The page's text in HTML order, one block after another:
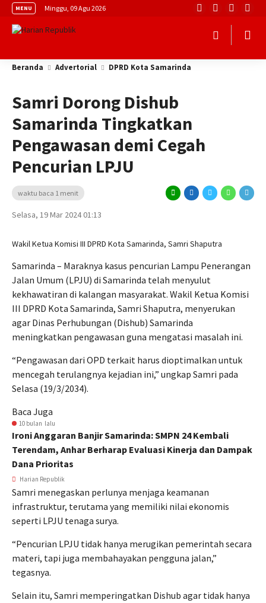
MENU Minggu, 09 Agu 2026
Beranda Advertorial DPRD Kota Samarinda
Samri Dorong Dishub
Samarinda Tingkatkan
Pengawasan demi Cegah
Pencurian LPJU
waktu baca 1 menit
Selasa, 19 Mar 2024 01:13
Wakil Ketua Komisi III DPRD Kota Samarinda, Samri Shaputra
Samarinda – Maraknya kasus pencurian Lampu Penerangan
Jalan Umum (LPJU) di Samarinda telah menyulut
kekhawatiran di kalangan masyarakat. Wakil Ketua Komisi
III DPRD Kota Samarinda, Samri Shaputra, menyerukan
agar Dinas Perhubungan (Dishub) Samarinda
meningkatkan pengawasan guna mengatasi masalah ini.
“Pengawasan dari OPD terkait harus dioptimalkan untuk
mencegah terulangnya kejadian ini,” ungkap Samri pada
Selasa (19/3/2034).
Baca Juga
10 bulan lalu
Ironi Anggaran Banjir Samarinda: SMPN 24 Kembali
Terendam, Anhar Berharap Evaluasi Kinerja dan Dampak
Dana Prioritas
Harian Republik
Samri menegaskan perlunya menjaga keamanan
infrastruktur, terutama yang memiliki nilai ekonomis
seperti LPJU tenaga surya.
“Pencurian LPJU tidak hanya merugikan pemerintah secara
materi, tapi juga membahayakan pengguna jalan,”
tegasnya.
Selain itu, Samri memperingatkan Dishub agar tidak hanya